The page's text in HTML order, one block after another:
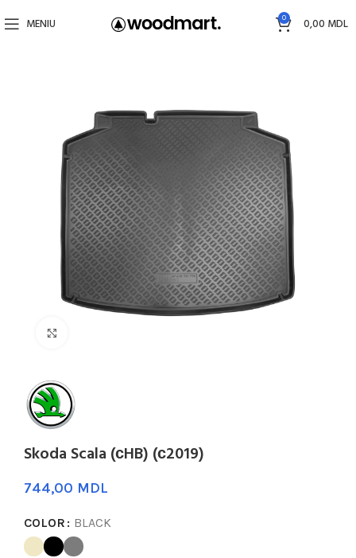
MENIU 0 0,00 MDL
Skoda Scala (сHB) (с2019)
MDL
COLOR BLACK